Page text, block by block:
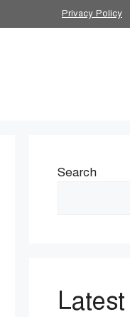
Privacy Policy
Search